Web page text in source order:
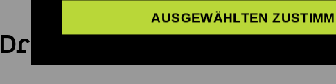
Drei Fragen an Virginia
AUSGEWÄHLTEN